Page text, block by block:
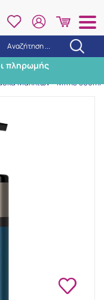
Αναζήτηση ...
πληρωμής
Μαλλιών - Μπλε 300ml